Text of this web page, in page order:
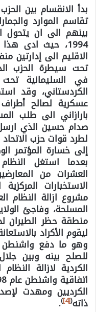
بدأ الانقسام بين
تقاسم الموارد
بينهم الى ان
1994، حيث ادى
الاقليم الى
تحت سيطرة الحزب
في السليمانية
الكردستاني، وقد
عسكرية لصالح
بارازاني الى طلب
لطرد قوات حزب
إلى خسارة المؤتمر
بعدما استغل
العشرات من
مشروع ازالة النظام
المسلحة، وفاجئ
منطقة حظر الطيران
ليقوم الأكراد
وهو ما دفع واشنطن
للصلح بينه وبين
الكردية لازالة
الكرديين ومهدت
ذاته(
[4]
)
.